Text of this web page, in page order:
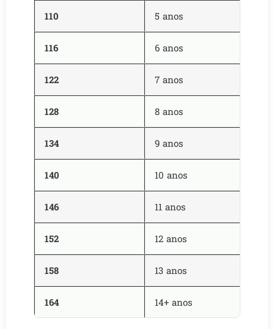
110 5 anos
116 6 anos
122 7 anos
128 8 anos
134 9 anos
140 10 anos
146 11 anos
152 12 anos
158 13 anos
164 14+ anos